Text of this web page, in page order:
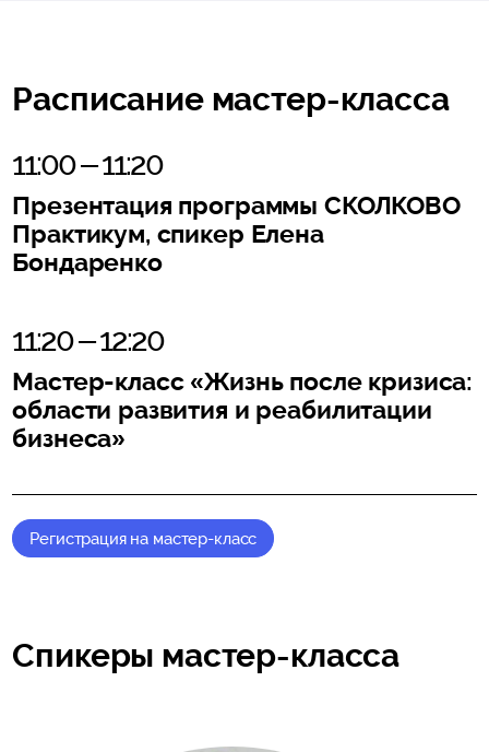
Расписание мастер-класса
11:00 – 11:20
Презентация программы СКОЛКОВО
Практикум, спикер Елена
Бондаренко
11:20 – 12:20
Мастер-класс «Жизнь после кризиса:
области развития и реабилитации
бизнеса»
Регистрация на мастер-класс
Спикеры мастер-класса